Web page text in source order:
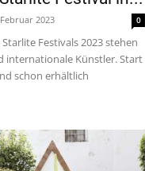
2023 0
Festivals 2023 stehen
internationale Künstler. Start
schon erhältlich